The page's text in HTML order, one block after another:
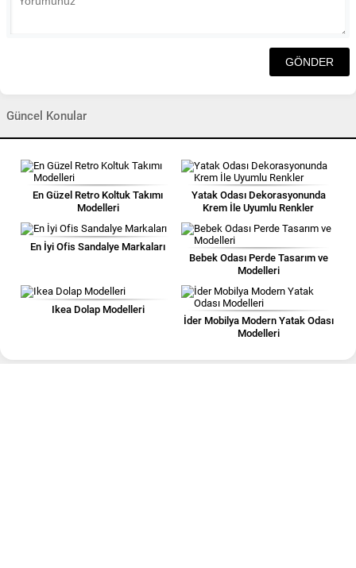
Güncel Konular
En Güzel Retro Koltuk Takımı
Modelleri
Yatak Odası Dekorasyonunda
Krem İle Uyumlu Renkler
En İyi Ofis Sandalye Markaları
Bebek Odası Perde Tasarım ve
Modelleri
Ikea Dolap Modelleri
İder Mobilya Modern Yatak Odası
Modelleri